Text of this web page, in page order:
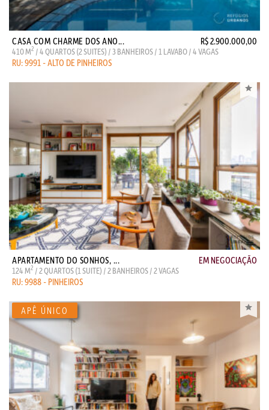
CASA COM CHARME DOS ANO... R$ 2.900.000,00
410 M2 / 4 QUARTOS (2 SUITES) / 3 BANHEIROS / 1 LAVABO / 4 VAGAS
RU: 9991 - ALTO DE PINHEIROS
APARTAMENTO DO SONHOS, ... EM NEGOCIAÇÃO
124 M2 / 2 QUARTOS (1 SUITE) / 2 BANHEIROS / 2 VAGAS
RU: 9988 - PINHEIROS